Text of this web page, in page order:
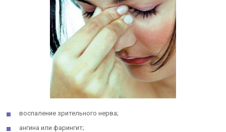
воспаление зрительного нерва;
ангина или фарингит;